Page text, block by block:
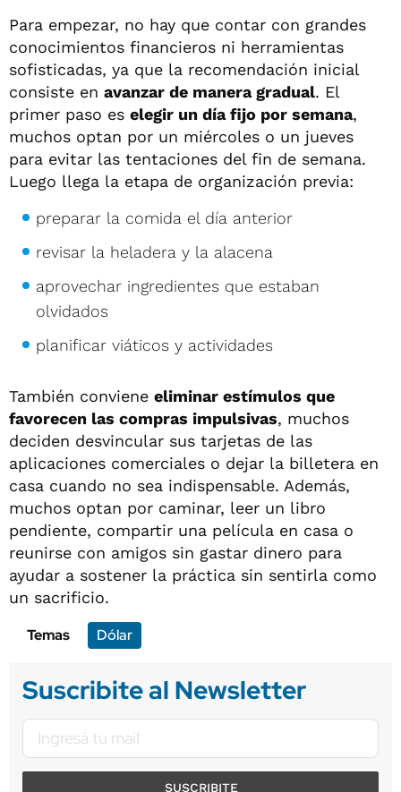
Para empezar, no hay que contar con grandes
conocimientos financieros ni herramientas
sofisticadas, ya que la recomendación inicial
consiste en avanzar de manera gradual. El
primer paso es elegir un día fijo por semana,
muchos optan por un miércoles o un jueves
para evitar las tentaciones del fin de semana.
Luego llega la etapa de organización previa:
preparar la comida el día anterior
revisar la heladera y la alacena
aprovechar ingredientes que estaban
olvidados
planificar viáticos y actividades
También conviene eliminar estímulos que
favorecen las compras impulsivas, muchos
deciden desvincular sus tarjetas de las
aplicaciones comerciales o dejar la billetera en
casa cuando no sea indispensable. Además,
muchos optan por caminar, leer un libro
pendiente, compartir una película en casa o
reunirse con amigos sin gastar dinero para
ayudar a sostener la práctica sin sentirla como
un sacrificio.
Temas
Dólar
Suscribite al Newsletter
SUSCRIBITE